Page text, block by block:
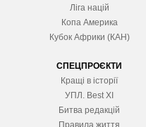
Ліга націй
Копа Америка
Кубок Африки (КАН)
СПЕЦПРОЄКТИ
Кращі в історії
УПЛ. Best XІ
Битва редакцій